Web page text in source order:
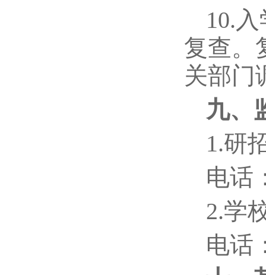
10.
复查。
关部门
九、
1.研
电话
2.学
电话